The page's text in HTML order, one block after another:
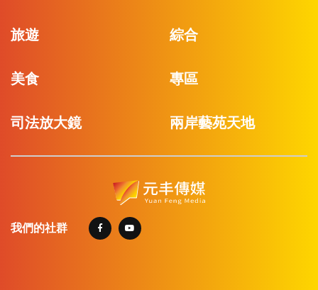
旅遊 綜合
美食 專區
司法放大鏡 兩岸藝苑天地
我們的社群